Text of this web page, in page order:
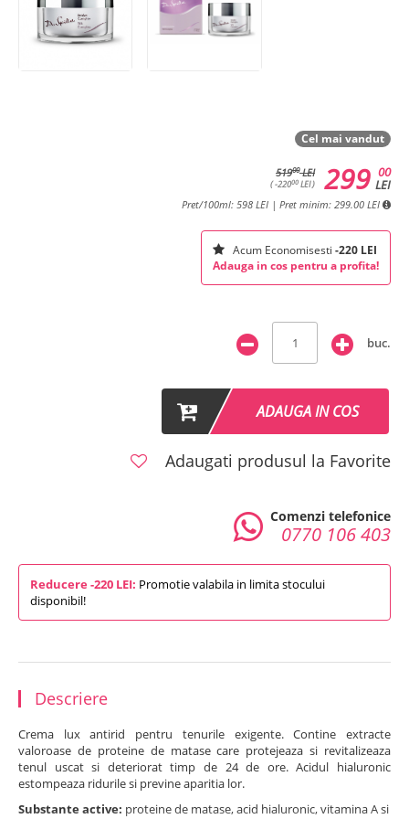
Cel mai vandut
51900LEI
( -22000 LEI )
00
LEI
299
Pret/100ml: 598 LEI | Pret minim: 299.00 LEI
Acum Economisesti -220 LEI
Adauga in cos pentru a profita!
buc.
ADAUGA IN COS
Adaugati produsul la Favorite
Comenzi telefonice
0770 106 403
Reducere -220 LEI: Promotie valabila in limita stocului
disponibil!
Descriere
Crema lux antirid pentru tenurile exigente. Contine extracte
valoroase de proteine de matase care protejeaza si revitalizeaza
tenul uscat si deteriorat timp de 24 de ore. Acidul hialuronic
estompeaza ridurile si previne aparitia lor.
Substante active: proteine de matase, acid hialuronic, vitamina A si